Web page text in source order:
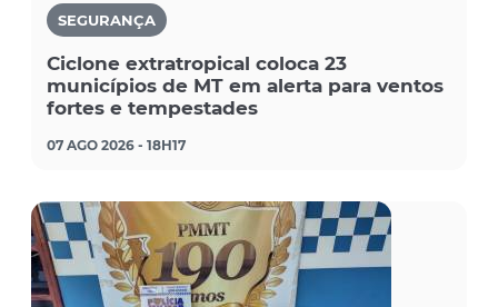
SEGURANÇA
Ciclone extratropical coloca 23
municípios de MT em alerta para ventos
fortes e tempestades
07 AGO 2026 - 18H17